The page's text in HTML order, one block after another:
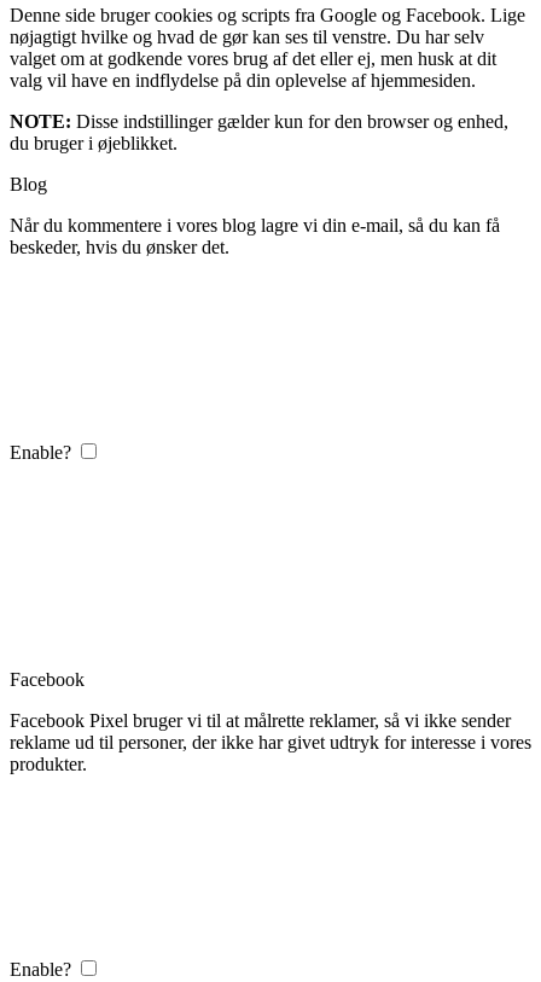
Denne side bruger cookies og scripts fra Google og Facebook. Lige
nøjagtigt hvilke og hvad de gør kan ses til venstre. Du har selv
valget om at godkende vores brug af det eller ej, men husk at dit
valg vil have en indflydelse på din oplevelse af hjemmesiden.
NOTE: Disse indstillinger gælder kun for den browser og enhed,
du bruger i øjeblikket.
Blog
Når du kommentere i vores blog lagre vi din e-mail, så du kan få
beskeder, hvis du ønsker det.
Enable?
Facebook
Facebook Pixel bruger vi til at målrette reklamer, så vi ikke sender
reklame ud til personer, der ikke har givet udtryk for interesse i vores
produkter.
Enable?